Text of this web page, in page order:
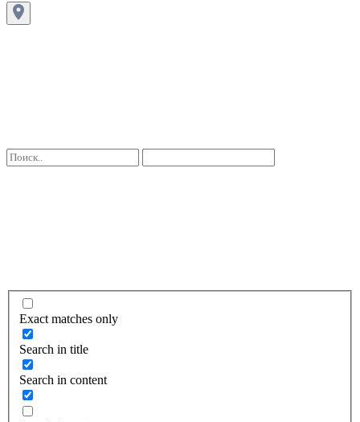
Exact matches only
Search in title
Search in content